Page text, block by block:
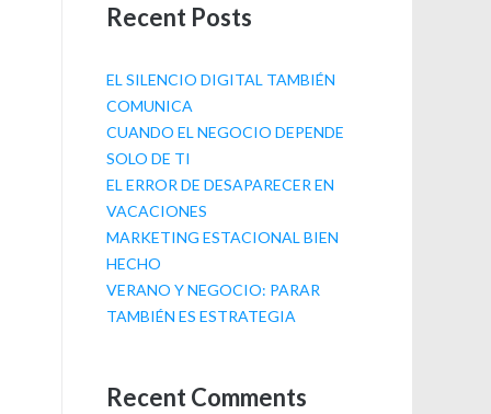
Recent Posts
EL SILENCIO DIGITAL TAMBIÉN
COMUNICA
CUANDO EL NEGOCIO DEPENDE
SOLO DE TI
EL ERROR DE DESAPARECER EN
VACACIONES
MARKETING ESTACIONAL BIEN
HECHO
VERANO Y NEGOCIO: PARAR
TAMBIÉN ES ESTRATEGIA
Recent Comments